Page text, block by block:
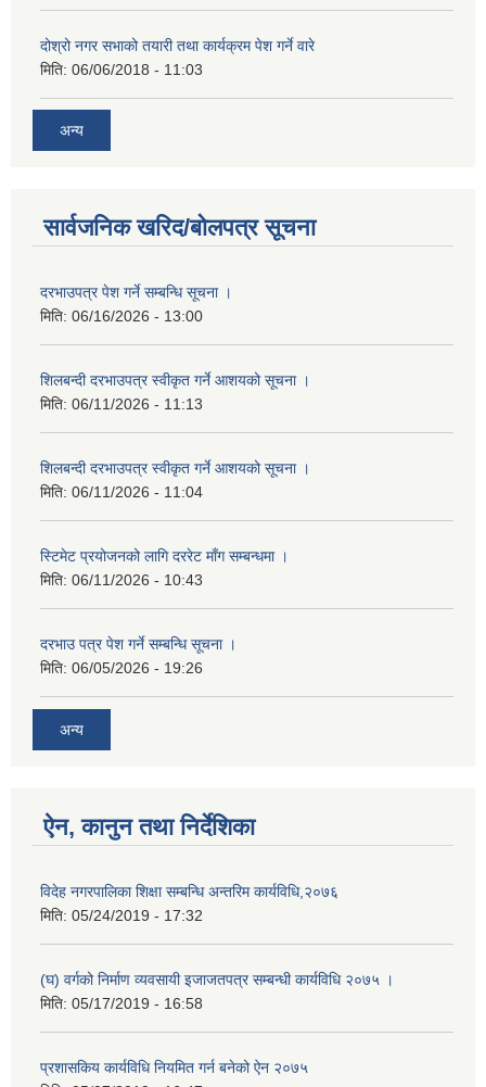
दोश्रो नगर सभाको तयारी तथा कार्यक्रम पेश गर्ने वारे
मिति: 06/06/2018 - 11:03
अन्य
सार्वजनिक खरिद/बोलपत्र सूचना
दरभाउपत्र पेश गर्ने सम्बन्धि सूचना ।
मिति: 06/16/2026 - 13:00
शिलबन्दी दरभाउपत्र स्वीकृत गर्ने आशयको सूचना ।
मिति: 06/11/2026 - 11:13
शिलबन्दी दरभाउपत्र स्वीकृत गर्ने आशयको सूचना ।
मिति: 06/11/2026 - 11:04
स्टिमेट प्रयोजनको लागि दररेट माँग सम्बन्धमा ।
मिति: 06/11/2026 - 10:43
दरभाउ पत्र पेश गर्ने सम्बन्धि सूचना ।
मिति: 06/05/2026 - 19:26
अन्य
ऐन, कानुन तथा निर्देशिका
विदेह नगरपालिका शिक्षा सम्बन्धि अन्तरिम कार्यविधि,२०७६
मिति: 05/24/2019 - 17:32
(घ) वर्गको निर्माण व्यवसायी इजाजतपत्र सम्बन्धी कार्यविधि २०७५ ।
मिति: 05/17/2019 - 16:58
प्रशासकिय कार्यविधि नियमित गर्न बनेको ऐन २०७५